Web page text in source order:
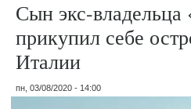
Сын экс-
прикупил себе
Италии
пн, 03/08/2020 - 14:00